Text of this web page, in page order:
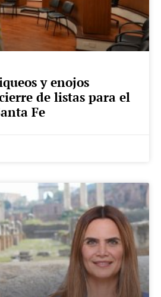
y enojos
de listas para el
Fe